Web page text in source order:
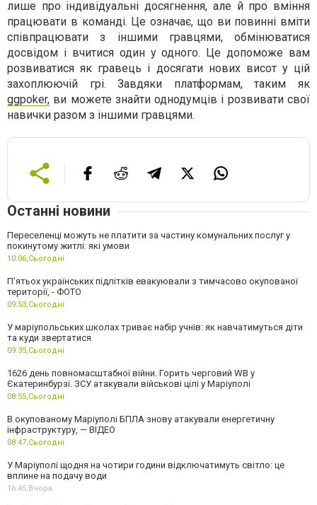
лише про індивідуальні досягнення, але й про вміння
працювати в команді. Це означає, що ви повинні вміти
співпрацювати з іншими гравцями, обмінюватися
досвідом і вчитися один у одного. Це допоможе вам
розвиватися як гравець і досягати нових висот у цій
захоплюючій грі. Завдяки платформам, таким як
ggpoker, ви можете знайти однодумців і розвивати свої
навички разом з іншими гравцями.
Останні новини
Переселенці можуть не платити за частину комунальних послуг у
покинутому житлі: які умови
10:06,Сьогодні
П’ятьох українських підлітків евакуювали з тимчасово окупованої
території, - ФОТО
09:53,Сьогодні
У маріупольських школах триває набір учнів: як навчатимуться діти
та куди звертатися
09:35,Сьогодні
1626 день повномасштабної війни. Горить черговий WB у
Єкатеринбурзі. ЗСУ атакували військові цілі у Маріуполі
08:55,Сьогодні
В окупованому Маріуполі БПЛА знову атакували енергетичну
інфраструктуру, — ВІДЕО
08:47,Сьогодні
У Маріуполі щодня на чотири години відключатимуть світло: це
вплине на подачу води
16:45,Вчора